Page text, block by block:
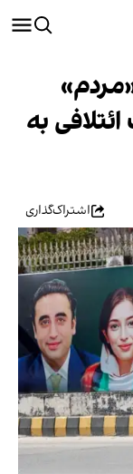
به
اشتراک‌گذاری